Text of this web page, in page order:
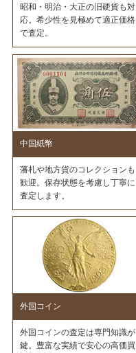
昭和・明治・大正の旧硬貨も対
応。希少性を見極めて適正価格
で査定。
中国紙幣
藩札や地方貨のコレクションも
歓迎。保存状態を考慮し丁寧に
査定します。
外国コイン
外国コインの査定は専門知識が
鍵。豊富な実績で安心の高価買